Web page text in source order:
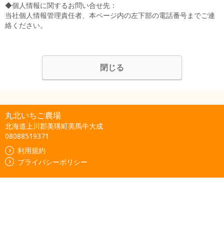
◆個人情報に関するお問い合せ先：
当社個人情報管理責任者、本ページ内の左下部の電話番号までご連
絡ください。
閉じる
丸北いちご農場
北海道上川郡美瑛町美馬牛大成
08088519371
利用規約
プライバシーポリシー